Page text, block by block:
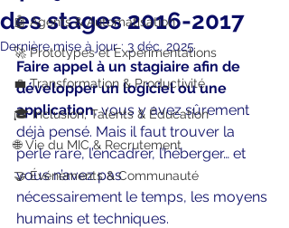
🤖 Agents & Automatisation
🚀 Prototypes et Expérimentations
💼 Transformation & Productivité
🎓 Inclusion, Talents & Éducation
🌐 Vie du MIC & Recrutement
🤝 Événements & Communauté
des stages 2016-2017
Dernière mise à jour : 3 déc. 2025
Faire appel à un stagiaire afin de
développer un logiciel ou une
application, vous y avez sûrement
déjà pensé. Mais il faut trouver la
perle rare, l’encadrer, l’héberger… et
vous n’avez pas
nécessairement le temps, les moyens
humains et techniques.